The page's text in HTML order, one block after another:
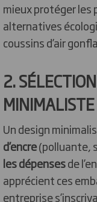
mieux protéger les
alternatives
coussins d’air
2.
MINIMALISTE
Un design
d’encre(polluante,
les dépensesde
apprécient ces
entreprise